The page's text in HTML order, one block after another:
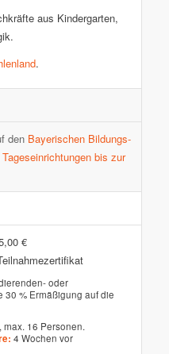
aus Kindergarten,
.
den Bayerischen Bildungs-
bis zur
€
oder
30 % Ermäßigung auf die
16 Personen.
4 Wochen vor